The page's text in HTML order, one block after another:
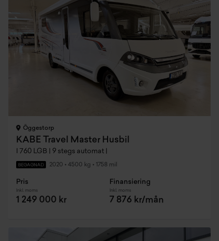
Öggestorp
KABE Travel Master Husbil
I 760 LGB | 9 stegs automat |
BEGAGNAD 2020 • 4500 kg • 1758 mil
Pris
Inkl. moms
1 249 000 kr
Finansiering
Inkl. moms
7 876 kr/mån